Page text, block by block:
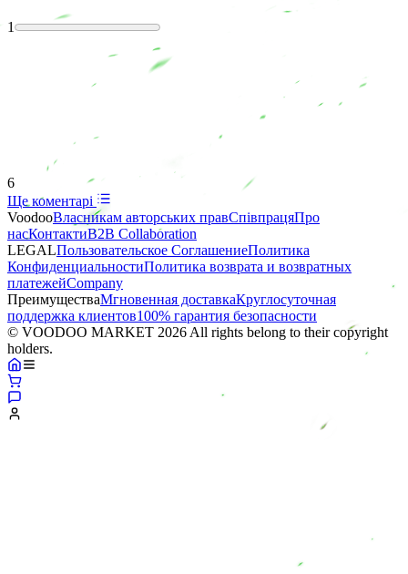
1
6
Ще коментарі
VoodooВласникам авторських правСпівпрацяПро
насКонтактиB2B Collaboration
LEGALПользовательское СоглашениеПолитика
КонфиденциальностиПолитика возврата и возвратных
платежейCompany
ПреимуществаМгновенная доставкаКруглосуточная
поддержка клиентов100% гарантия безопасности
© VOODOO MARKET 2026 All rights belong to their copyright
holders.